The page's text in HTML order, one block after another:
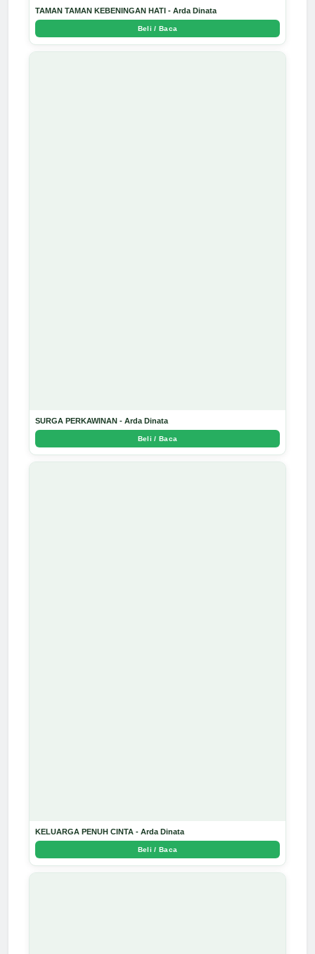
TAMAN TAMAN KEBENINGAN HATI - Arda Dinata
Beli / Baca
SURGA PERKAWINAN - Arda Dinata
Beli / Baca
KELUARGA PENUH CINTA - Arda Dinata
Beli / Baca